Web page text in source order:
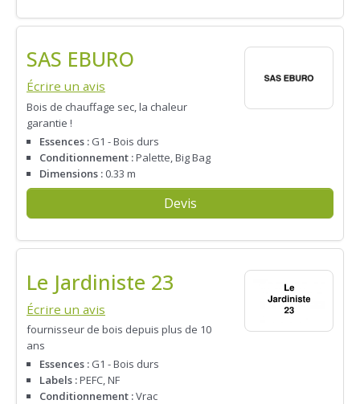
SAS EBURO
Écrire un avis
Bois de chauffage sec, la chaleur
garantie !
Essences : G1 - Bois durs
Conditionnement :Palette, Big Bag
Dimensions : 0.33 m
Devis
Le Jardiniste 23
Écrire un avis
fournisseur de bois depuis plus de 10
ans
Essences : G1 - Bois durs
Labels :PEFC, NF
Conditionnement :Vrac